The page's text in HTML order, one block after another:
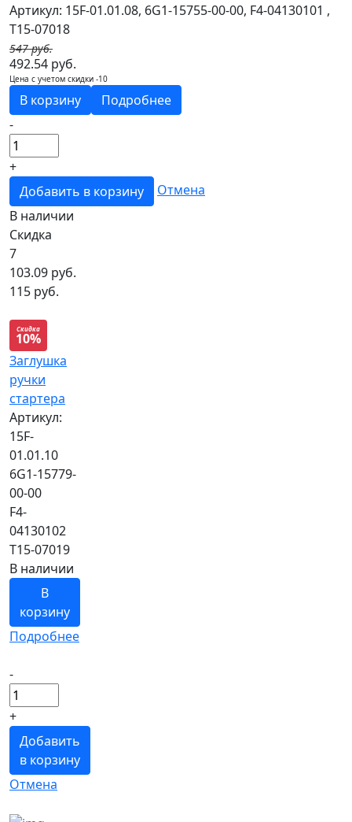
Артикул: 15F-01.01.08, 6G1-15755-00-00, F4-04130101 ,
T15-07018
547 руб.
492.54 руб.
Цена с учетом скидки -10
В корзину
Подробнее
-
+
Добавить в корзину
Отмена
В наличии
Скидка
7
103.09 руб.
115 руб.
Скидка
10%
Заглушка
ручки
стартера
Артикул:
15F-
01.01.10
6G1-15779-
00-00
F4-
04130102
T15-07019
В наличии
В
корзину
Подробнее
-
+
Добавить
в корзину
Отмена